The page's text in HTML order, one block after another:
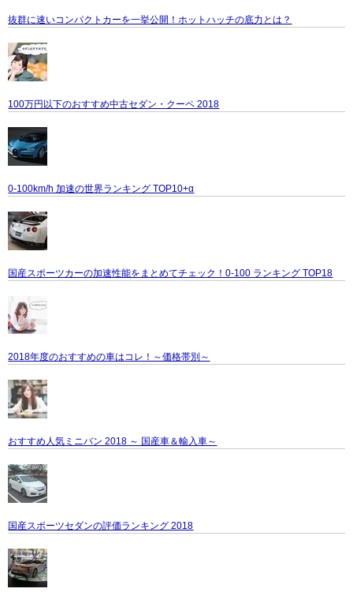
抜群に速いコンパクトカーを一挙公開！ホットハッチの底力とは？
100万円以下のおすすめ中古セダン・クーペ 2018
0-100km/h 加速の世界ランキング TOP10+α
国産スポーツカーの加速性能をまとめてチェック！0-100 ランキング TOP18
2018年度のおすすめの車はコレ！～価格帯別～
おすすめ人気ミニバン 2018 ～ 国産車＆輸入車～
国産スポーツセダンの評価ランキング 2018